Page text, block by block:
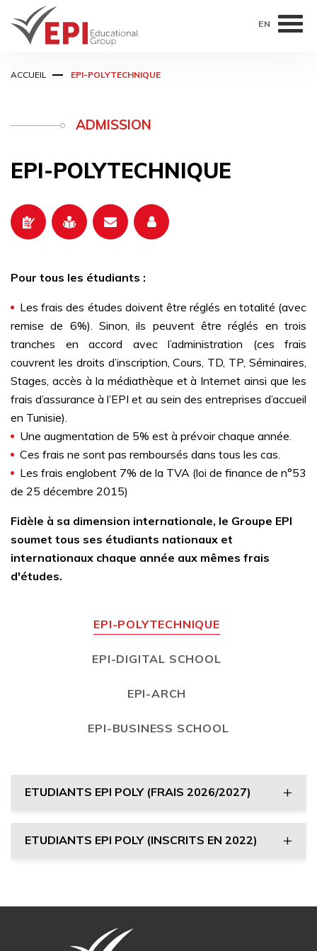
au
EN
ADMISSION
ACCUEIL EPI-POLYTECHNIQUE
EPI-POLYTECHNIQUE
Pour tous les étudiants :
Les frais des études doivent être réglés en totalité (avec
remise de 6%). Sinon, ils peuvent être réglés en trois
tranches en accord avec l’administration (ces frais
couvrent les droits d’inscription, Cours, TD, TP, Séminaires,
Stages, accès à la médiathèque et à Internet ainsi que les
frais d’assurance à l’EPI et au sein des entreprises d’accueil
en Tunisie).
Une augmentation de 5% est à prévoir chaque année.
Ces frais ne sont pas remboursés dans tous les cas.
Les frais englobent 7% de la TVA (loi de finance de n°53
de 25 décembre 2015)
Fidèle à sa dimension internationale, le Groupe EPI
soumet tous ses étudiants nationaux et
internationaux chaque année aux mêmes frais
d'études.
EPI-POLYTECHNIQUE
EPI-DIGITAL SCHOOL
EPI-ARCH
EPI-BUSINESS SCHOOL
ETUDIANTS EPI POLY (FRAIS 2026/2027)
ETUDIANTS EPI POLY (INSCRITS EN 2022)